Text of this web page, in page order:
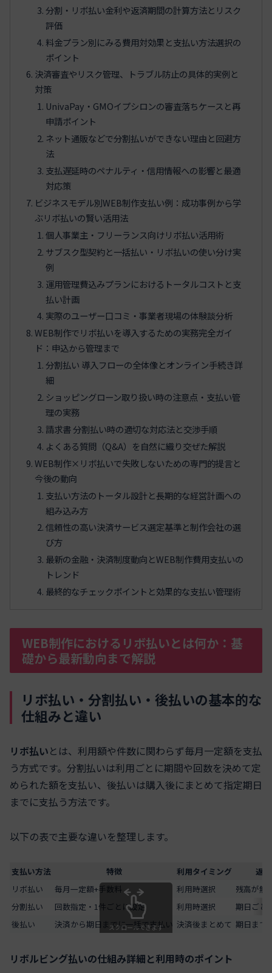
分割・リボ払い金利や返済期間の計算方法とリスク
評価
料金プラン別にみる費用対効果と支払い方法選択の
ポイント
決済審査やリスク管理、トラブル防止の具体的実例と
対策
UnivaPay・GMOイプシロンの審査落ちケースと再
申請ポイント
ネット通販などで分割払いができない理由と回避方
法
支払遅延時のペナルティ・信用情報への影響と最適
対応策
ビジネスモデル別WEB制作支払い例：成功事例から学
ぶリボ払いの賢い活用法
個人事業主・フリーランス向けリボ払い活用術
サブスク型契約と一括払い・リボ払いの使い分け実
例
運用管理費込みプランにおけるトータルコストと支
払い計画
実際のユーザー口コミ・事業者現場の体験談分析
WEB制作でリボ払いを導入するための実務完全ガイ
ド：申込から管理まで
分割払い 導入フローの全体像とオンライン手続き詳
細
ショッピングローン取り扱い時の注意点・支払い管
理の実務
請求書 分割払い時の適切な対応法と交渉手順
よくある質問（Q&A）を自然に織り交ぜた解説
WEB制作×リボ払いで失敗しないための専門的提言と
今後の動向
支払い方法のトータル設計と長期的な経営計画への
組み込み方
信頼性の高い決済サービス選定基準と制作会社の選
び方
最新の金融・決済制度動向とWEB制作費用支払いの
トレンド
最終的なチェックポイントと効果的な支払い管理術
WEB制作におけるリボ払いとは何か：基
礎から最新動向まで解説
リボ払い・分割払い・後払いの基本的な
仕組みと違い
リボ払いとは、利用額や件数に関わらず毎月一定額を支払
う方式です。分割払いは利用ごとに期間や回数を決めて定
められた額を支払い、後払いは購入後にまとめて指定期日
までに支払う方法です。
以下の表で主要な違いを整理します。
支払い方法 特徴 利用タイミング
返
リボ払い
毎月一定額+手数料 利用時選択
残高が無
分割払い
回数指定・1件ごとに設定 利用時選択
期日ごと
後払い
決済から期日までに一括で支払い 決済後まとめて 期日まで
スクロールできます
リボルビング払いの仕組み詳細と利用時のポイント